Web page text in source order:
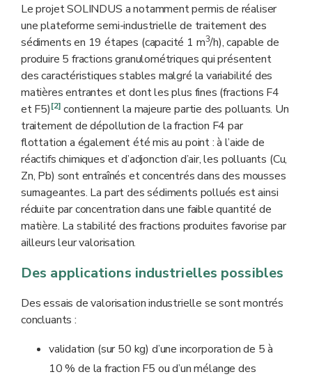
Le projet SOLINDUS a notamment permis de réaliser
une plateforme semi-industrielle de traitement des
sédiments en 19 étapes (capacité 1 m3/h), capable de
produire 5 fractions granulométriques qui présentent
des caractéristiques stables malgré la variabilité des
matières entrantes et dont les plus fines (fractions F4
et F5)[2] contiennent la majeure partie des polluants. Un
traitement de dépollution de la fraction F4 par
flottation a également été mis au point : à l’aide de
réactifs chimiques et d’adjonction d’air, les polluants (Cu,
Zn, Pb) sont entraînés et concentrés dans des mousses
surnageantes. La part des sédiments pollués est ainsi
réduite par concentration dans une faible quantité de
matière. La stabilité des fractions produites favorise par
ailleurs leur valorisation.
Des applications industrielles possibles
Des essais de valorisation industrielle se sont montrés
concluants :
validation (sur 50 kg) d’une incorporation de 5 à
10 % de la fraction F5 ou d’un mélange des